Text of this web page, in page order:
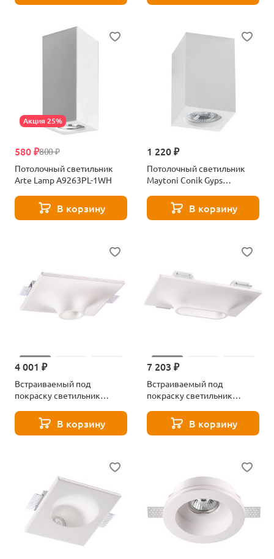
Акция 25%
800 ₽
580 ₽
Потолочный светильник
Arte Lamp A9263PL-1WH
В корзину
1 220 ₽
Потолочный светильник
Maytoni Conik Gyps
В корзину
4 001 ₽
Встраиваемый под
покраску светильник
В корзину
7 203 ₽
Встраиваемый под
покраску светильник
В корзину